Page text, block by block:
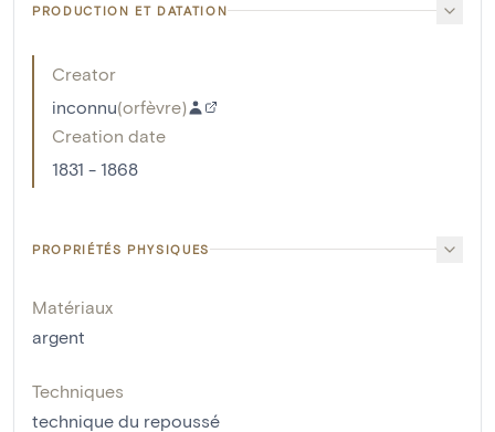
PRODUCTION ET DATATION
Creator
inconnu(orfèvre)
Creation date
1831 - 1868
PROPRIÉTÉS PHYSIQUES
Matériaux
argent
Techniques
technique du repoussé